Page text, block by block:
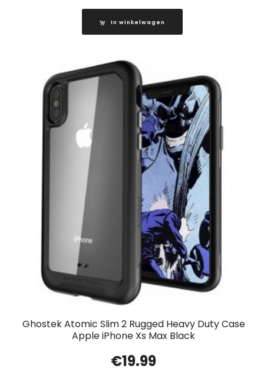
In winkelwagen
Ghostek Atomic Slim 2 Rugged Heavy Duty Case
Apple iPhone Xs Max Black
€19.99